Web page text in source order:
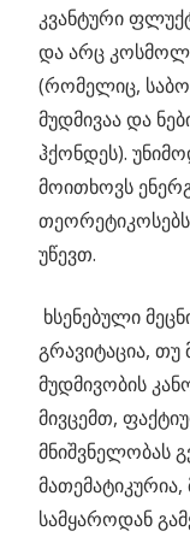
კვანტური
და არც
(რომელიც,
მუდმივაა და
ჰქონდეს).
მოითხოვს
უწევთ.
ხსენებული
გრავიტაცია, თუ
მუდმივობის
მივცემთ,
მნიშვნელობას
სამყაროდან